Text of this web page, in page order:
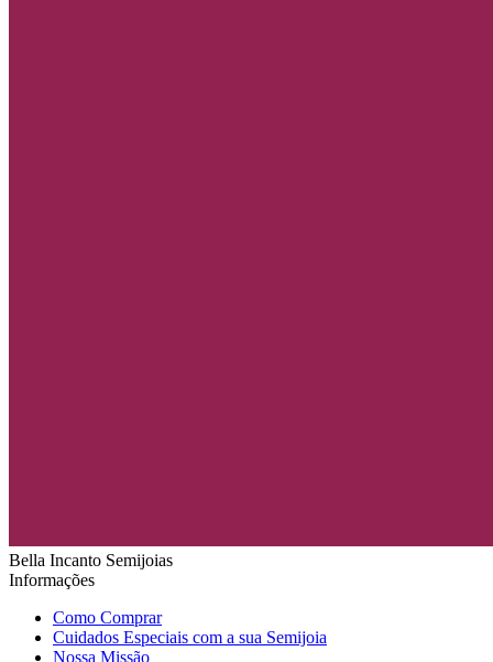
Bella Incanto Semijoias
Informações
Como Comprar
Cuidados Especiais com a sua Semijoia
Nossa Missão